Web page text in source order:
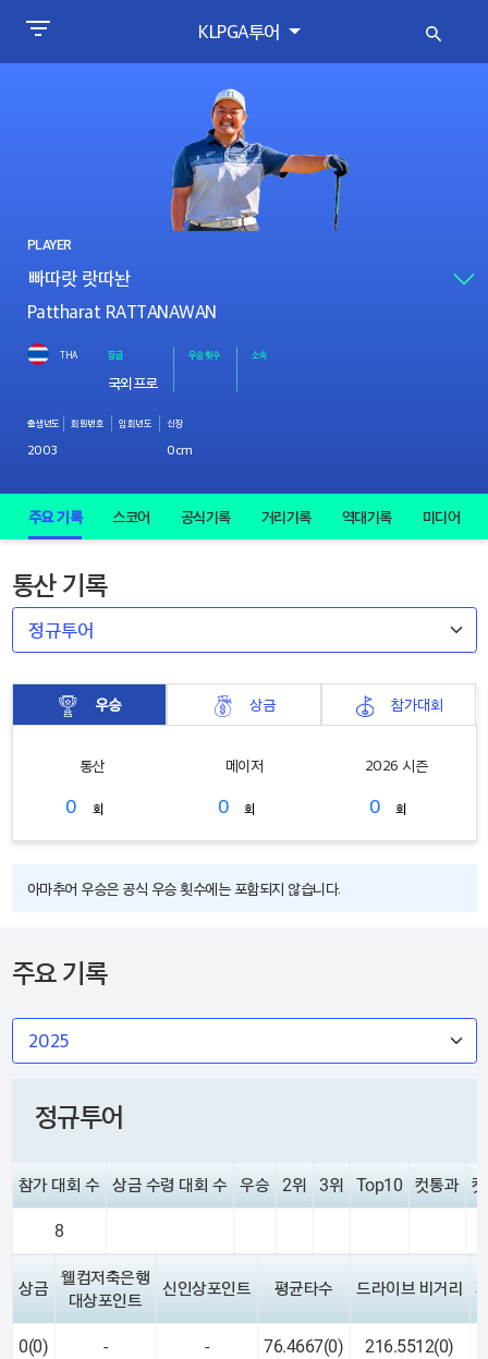
KLPGA투어
PLAYER
Pattharat RATTANAWAN
THA 등급
국외프로
우승횟수 소속
출생년도
2003
회원번호 입회년도 신장
0cm
주요 기록 스코어 공식기록 거리기록 역대기록 미디어
통산 기록
우승 상금 참가대회
통산
0 회
메이저
0 회
2026 시즌
0 회
아마추어 우승은 공식 우승 횟수에는 포함되지 않습니다.
주요 기록
정규투어
참가 대회 수 상금 수령 대회 수 우승 2위 3위 Top10 컷통과
8
상금
웰컴저축은행
대상포인트
신인상포인트 평균타수 드라이브 비거리
0(0) - - 76.4667(0) 216.5512(0)